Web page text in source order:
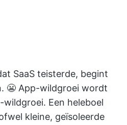
SaaS teisterde, begint
😬 App-wildgroei wordt
Een heleboel
kleine, geïsoleerde